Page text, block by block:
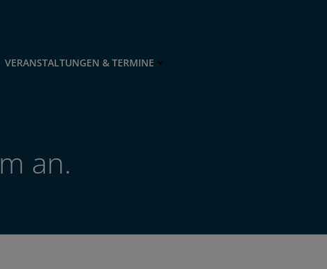
VERANSTALTUNGEN & TERMINE
an.